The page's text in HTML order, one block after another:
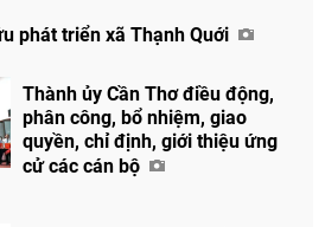
phát triển xã Thạnh Quới
Thành ủy Cần Thơ điều động,
phân công, bổ nhiệm, giao
quyền, chỉ định, giới thiệu ứng
cử các cán bộ